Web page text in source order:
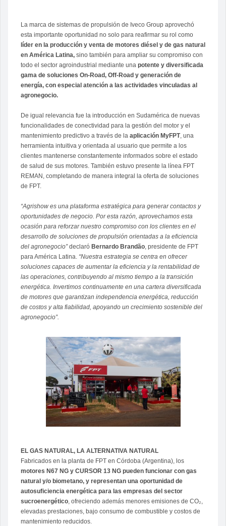
La marca de sistemas de propulsión de Iveco Group aprovechó
esta importante oportunidad no solo para reafirmar su rol como
líder en la producción y venta de motores diésel y de gas natural
en América Latina, sino también para ampliar su compromiso con
todo el sector agroindustrial mediante una potente y diversificada
gama de soluciones On-Road, Off-Road y generación de
energía, con especial atención a las actividades vinculadas al
agronegocio.
De igual relevancia fue la introducción en Sudamérica de nuevas
funcionalidades de conectividad para la gestión del motor y el
mantenimiento predictivo a través de la aplicación MyFPT, una
herramienta intuitiva y orientada al usuario que permite a los
clientes mantenerse constantemente informados sobre el estado
de salud de sus motores. También estuvo presente la línea FPT
REMAN, completando de manera integral la oferta de soluciones
de FPT.
“Agrishow es una plataforma estratégica para generar contactos y
oportunidades de negocio. Por esta razón, aprovechamos esta
ocasión para reforzar nuestro compromiso con los clientes en el
desarrollo de soluciones de propulsión orientadas a la eficiencia
del agronegocio”declaró Bernardo Brandão, presidente de FPT
para América Latina. “Nuestra estrategia se centra en ofrecer
soluciones capaces de aumentar la eficiencia y la rentabilidad de
las operaciones, contribuyendo al mismo tiempo a la transición
energética. Invertimos continuamente en una cartera diversificada
de motores que garantizan independencia energética, reducción
de costos y alta fiabilidad, apoyando un crecimiento sostenible del
agronegocio”.
EL GAS NATURAL, LA ALTERNATIVA NATURAL
Fabricados en la planta de FPT en Córdoba (Argentina), los
motores N67 NG y CURSOR 13 NG pueden funcionar con gas
natural y/o biometano, y representan una oportunidad de
autosuficiencia energética para las empresas del sector
sucroenergético, ofreciendo además menores emisiones de CO₂,
elevadas prestaciones, bajo consumo de combustible y costos de
mantenimiento reducidos.